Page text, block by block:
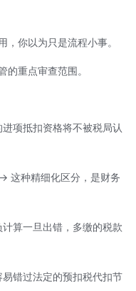
你以为只是流程小事。
的重点审查范围。
项抵扣资格将不被税局认
这种精细化区分，是财务
算一旦出错，多缴的税款
错过法定的预扣税代扣节